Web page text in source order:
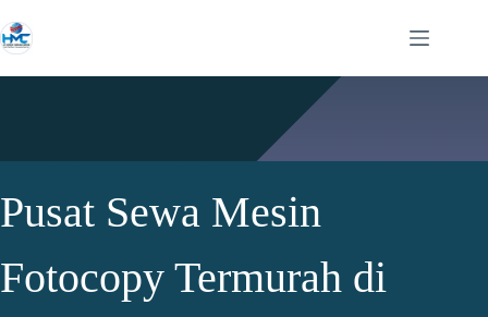
Pusat Sewa Mesin
Fotocopy Termurah di